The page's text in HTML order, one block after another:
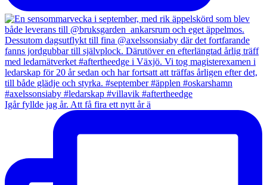
Igår fyllde jag år. Att få fira ett nytt år ä